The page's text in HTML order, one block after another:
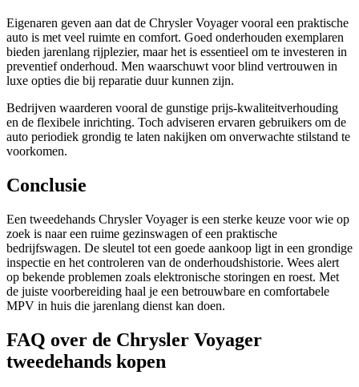
Eigenaren geven aan dat de Chrysler Voyager vooral een praktische
auto is met veel ruimte en comfort. Goed onderhouden exemplaren
bieden jarenlang rijplezier, maar het is essentieel om te investeren in
preventief onderhoud. Men waarschuwt voor blind vertrouwen in
luxe opties die bij reparatie duur kunnen zijn.
Bedrijven waarderen vooral de gunstige prijs-kwaliteitverhouding
en de flexibele inrichting. Toch adviseren ervaren gebruikers om de
auto periodiek grondig te laten nakijken om onverwachte stilstand te
voorkomen.
Conclusie
Een tweedehands Chrysler Voyager is een sterke keuze voor wie op
zoek is naar een ruime gezinswagen of een praktische
bedrijfswagen. De sleutel tot een goede aankoop ligt in een grondige
inspectie en het controleren van de onderhoudshistorie. Wees alert
op bekende problemen zoals elektronische storingen en roest. Met
de juiste voorbereiding haal je een betrouwbare en comfortabele
MPV in huis die jarenlang dienst kan doen.
FAQ over de Chrysler Voyager
tweedehands kopen